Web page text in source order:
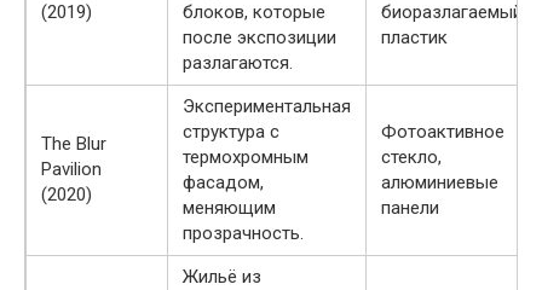
(2019)
блоков, которые
после экспозиции
разлагаются.
биоразлагаемый
пластик
The Blur
Pavilion
(2020)
Экспериментальная
структура с
термохромным
фасадом,
меняющим
прозрачность.
Фотоактивное
стекло,
алюминиевые
панели
Жильё из